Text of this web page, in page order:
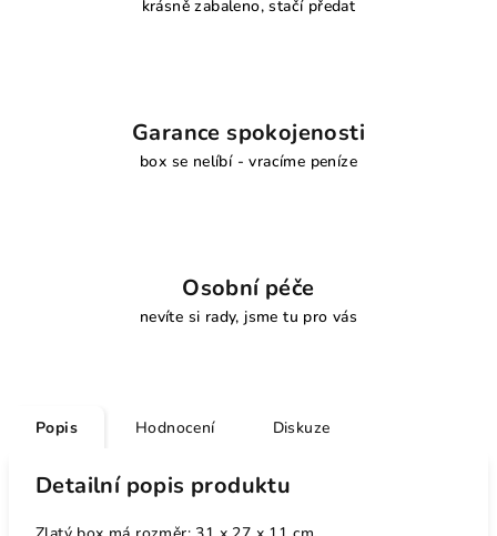
krásně zabaleno, stačí předat
Garance spokojenosti
box se nelíbí - vracíme peníze
Osobní péče
nevíte si rady, jsme tu pro vás
Popis Hodnocení Diskuze
Detailní popis produktu